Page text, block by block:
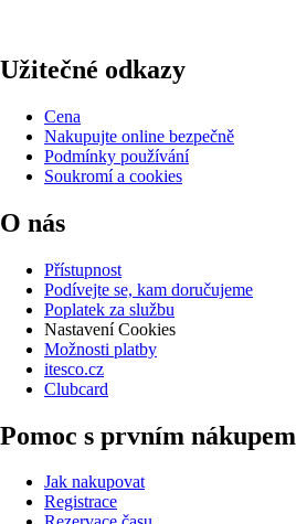
Užitečné odkazy
Cena
Nakupujte online bezpečně
Podmínky používání
Soukromí a cookies
O nás
Přístupnost
Podívejte se, kam doručujeme
Poplatek za službu
Nastavení Cookies
Možnosti platby
itesco.cz
Clubcard
Pomoc s prvním nákupem
Jak nakupovat
Registrace